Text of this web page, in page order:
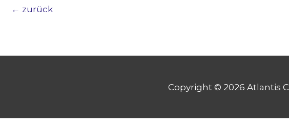
← zurück
Copyright © 2026 Atlantis